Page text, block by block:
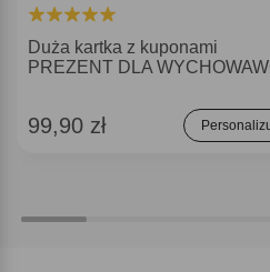
Duża kartka z kuponami
PREZENT DLA
99,90 zł